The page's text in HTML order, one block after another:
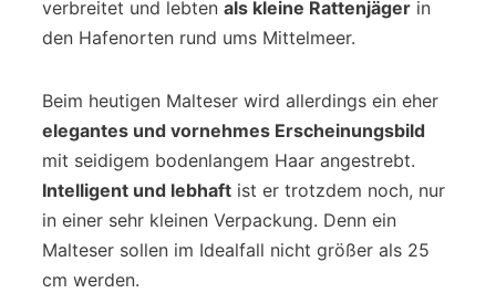
verbreitet und lebten als kleine Rattenjäger in
den Hafenorten rund ums Mittelmeer.
Beim heutigen Malteser wird allerdings ein eher
elegantes und vornehmes Erscheinungsbild
mit seidigem bodenlangem Haar angestrebt.
Intelligent und lebhaft ist er trotzdem noch, nur
in einer sehr kleinen Verpackung. Denn ein
Malteser sollen im Idealfall nicht größer als 25
cm werden.